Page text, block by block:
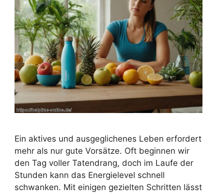
Ein aktives und ausgeglichenes Leben erfordert
mehr als nur gute Vorsätze. Oft beginnen wir
den Tag voller Tatendrang, doch im Laufe der
Stunden kann das Energielevel schnell
schwanken. Mit einigen gezielten Schritten lässt